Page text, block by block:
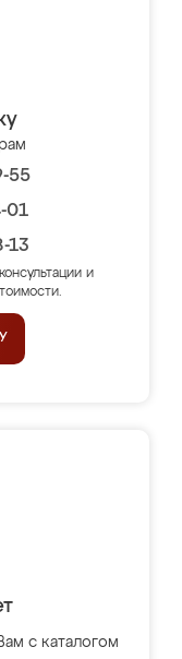
55
01
13
и
с каталогом